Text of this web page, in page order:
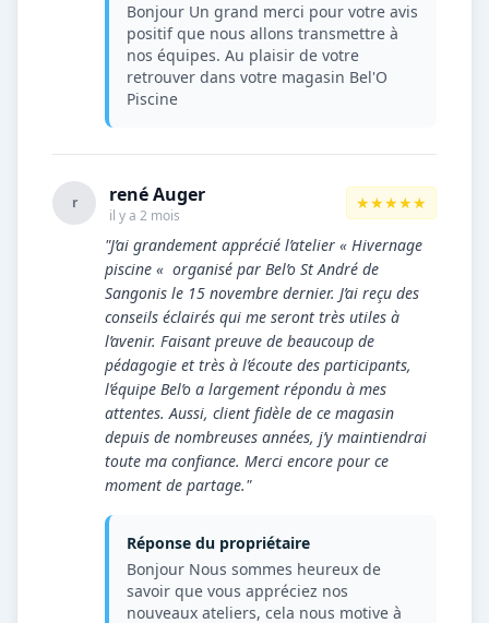
Bonjour Un grand merci pour votre avis
positif que nous allons transmettre à
nos équipes. Au plaisir de votre
retrouver dans votre magasin Bel'O
Piscine
r rené Auger
il y a 2 mois
★★★★★
"J’ai grandement apprécié l’atelier « Hivernage
piscine « organisé par Bel’o St André de
Sangonis le 15 novembre dernier. J’ai reçu des
conseils éclairés qui me seront très utiles à
l’avenir. Faisant preuve de beaucoup de
pédagogie et très à l’écoute des participants,
l’équipe Bel’o a largement répondu à mes
attentes. Aussi, client fidèle de ce magasin
depuis de nombreuses années, j’y maintiendrai
toute ma confiance. Merci encore pour ce
moment de partage."
Réponse du propriétaire
Bonjour Nous sommes heureux de
savoir que vous appréciez nos
nouveaux ateliers, cela nous motive à